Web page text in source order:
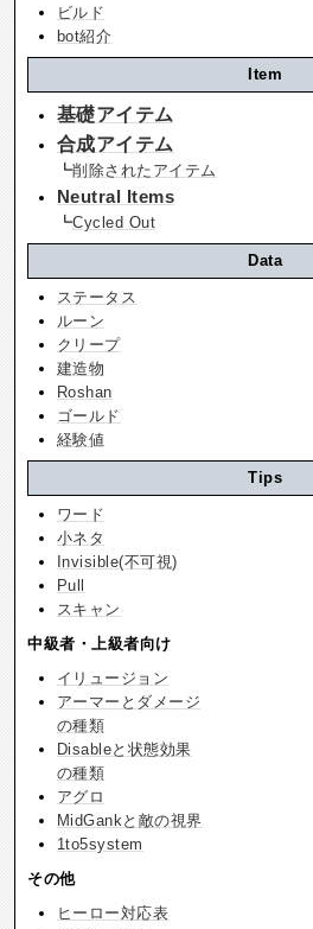
ビルド
bot紹介
Item
基礎アイテム
合成アイテム
┗削除されたアイテム
Neutral Items
┗Cycled Out
Data
ステータス
ルーン
クリープ
建造物
Roshan
ゴールド
経験値
Tips
ワード
小ネタ
Invisible(不可視)
Pull
スキャン
中級者・上級者向け
イリュージョン
アーマーとダメージ
の種類
Disableと状態効果
の種類
アグロ
MidGankと敵の視界
1to5system
その他
ヒーロー対応表